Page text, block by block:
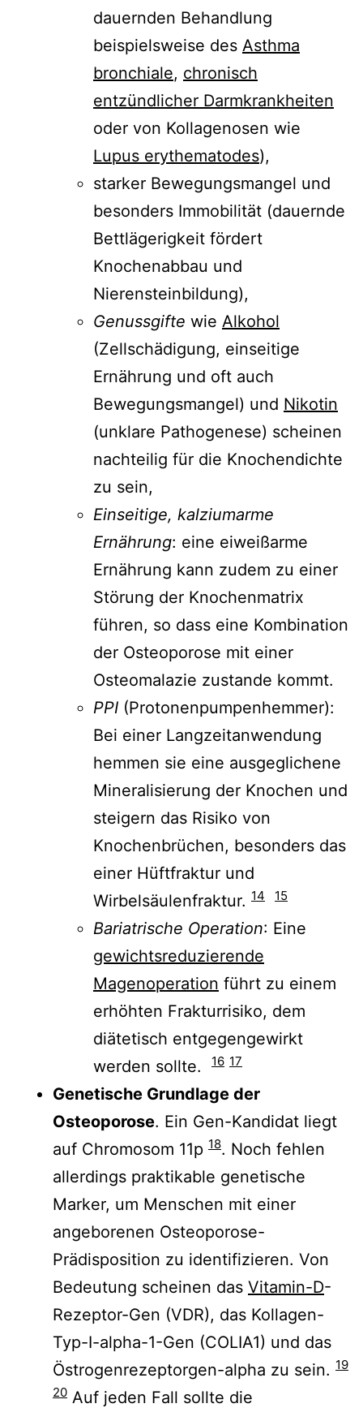
dauernden Behandlung
beispielsweise des Asthma
bronchiale, chronisch
entzündlicher Darmkrankheiten
oder von Kollagenosen wie
Lupus erythematodes),
starker Bewegungsmangel und
besonders Immobilität (dauernde
Bettlägerigkeit fördert
Knochenabbau und
Nierensteinbildung),
Genussgifte wie Alkohol
(Zellschädigung, einseitige
Ernährung und oft auch
Bewegungsmangel) und Nikotin
(unklare Pathogenese) scheinen
nachteilig für die Knochendichte
zu sein,
Einseitige, kalziumarme
Ernährung: eine eiweißarme
Ernährung kann zudem zu einer
Störung der Knochenmatrix
führen, so dass eine Kombination
der Osteoporose mit einer
Osteomalazie zustande kommt.
PPI (Protonenpumpenhemmer):
Bei einer Langzeitanwendung
hemmen sie eine ausgeglichene
Mineralisierung der Knochen und
steigern das Risiko von
Knochenbrüchen, besonders das
einer Hüftfraktur und
Wirbelsäulenfraktur. 14 15
Bariatrische Operation: Eine
gewichtsreduzierende
Magenoperation führt zu einem
erhöhten Frakturrisiko, dem
diätetisch entgegengewirkt
werden sollte.
16 17
Genetische Grundlage der
Osteoporose. Ein Gen-Kandidat liegt
auf Chromosom 11p 18. Noch fehlen
allerdings praktikable genetische
Marker, um Menschen mit einer
angeborenen Osteoporose-
Prädisposition zu identifizieren. Von
Bedeutung scheinen das Vitamin-D-
Rezeptor-Gen (VDR), das Kollagen-
Typ-I-alpha-1-Gen (COLIA1) und das
Östrogenrezeptorgen-alpha zu sein. 19
20 Auf jeden Fall sollte die